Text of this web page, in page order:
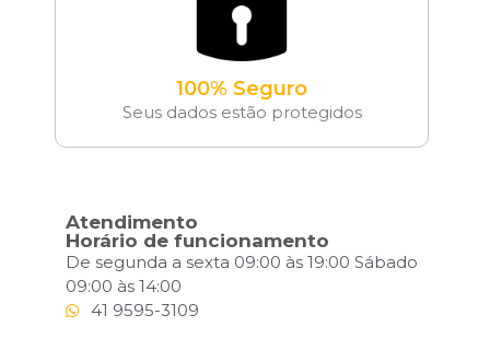
100% Seguro
Seus dados estão protegidos
Atendimento
Horário de funcionamento
De segunda a sexta 09:00 às 19:00 Sábado
09:00 às 14:00
41 9595-3109